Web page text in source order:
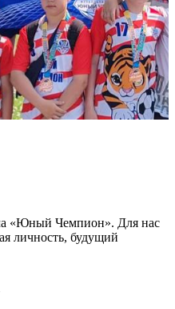
«Юный Чемпион». Для нас
личность, будущий